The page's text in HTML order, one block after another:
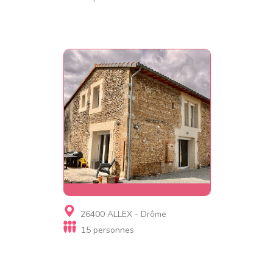
Gite
La ferme des Ramières
26400 ALLEX - Drôme
15 personnes